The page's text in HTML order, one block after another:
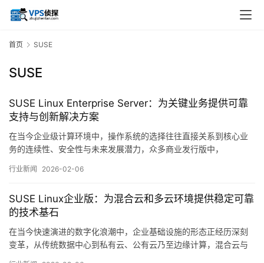
首页 SUSE
SUSE
SUSE Linux Enterprise Server：为关键业务提供可靠
支持与创新解决方案
在当今企业级计算环境中，操作系统的选择往往直接关系到核心业
务的连续性、安全性与未来发展潜力，众多商业发行版中，
与长期实践，在金融、制造、电信等要求严苛的行业领域占据了稳
与，创新，这一看似存在张力…。
行业新闻 2026-02-06
SUSE Linux企业版：为混合云和多云环境提供稳定可靠
的技术基石
在当今快速演进的数字化浪潮中，企业基础设施的形态正经历深刻
变革，从传统数据中心到私有云、公有云乃至边缘计算，混合云与